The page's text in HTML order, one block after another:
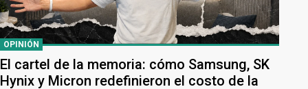
OPINIÓN
El cartel de la memoria: cómo Samsung, SK
Hynix y Micron redefinieron el costo de la